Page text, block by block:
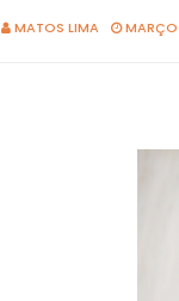
MATOS LIMA